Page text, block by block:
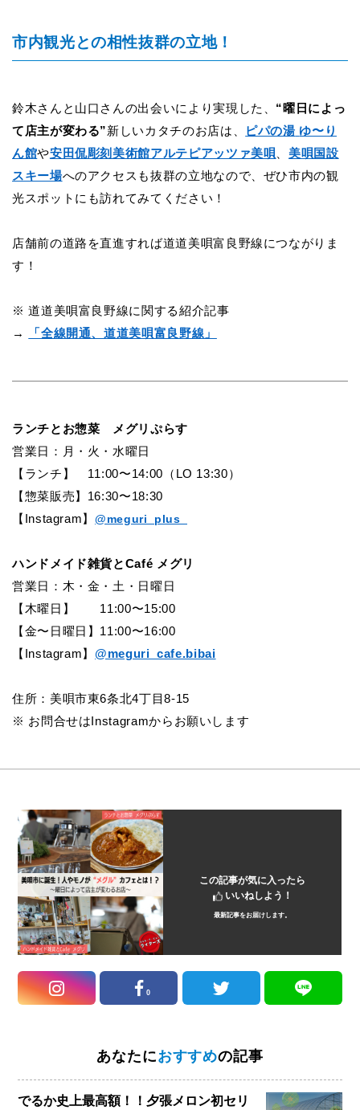
市内観光との相性抜群の立地！
鈴木さんと山口さんの出会いにより実現した、 “曜日によっ
て店主が変わる”新しいカタチのお店は、 ピパの湯 ゆ〜り
ん館や安田侃彫刻美術館アルテピアッツァ美唄 、美唄国設
スキー場へのアクセスも抜群の立地なので、ぜひ市内の観
光スポットにも訪れてみてください！
店舗前の道路を直進すれば道道美唄富良野線につながりま
す！
※ 道道美唄富良野線に関する紹介記事
→
「全線開通、道道美唄富良野線」
ランチとお惣菜 メグリぷらす
営業日
：
月・火・水曜日
【ランチ】 11:00〜14:00（LO 13:30）
【惣菜販売】16:30〜18:30
【Instagram】@meguri_plus_
ハンドメイド雑貨とCafé メグリ
営業日：木・金・土・日曜日
【木曜日】 11:00〜15:00
【金〜日曜日】11:00〜16:00
【Instagram】@meguri_cafe.bibai
住所：美唄市東6条北4丁目8-15
※ お問合せはInstagramからお願いします
この記事が気に入ったら
いいねしよう！
最新記事をお届けします。
0
あなたにおすすめの記事
でるか史上最高額！！夕張メロン初セリ